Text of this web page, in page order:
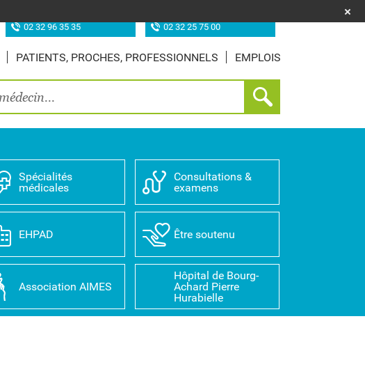
02 32 96 35 35
02 32 25 75 00
PATIENTS, PROCHES, PROFESSIONNELS EMPLOIS
Spécialités
médicales
Consultations &
examens
EHPAD Être soutenu
Association AIMES
Hôpital de Bourg-
Achard Pierre
Hurabielle